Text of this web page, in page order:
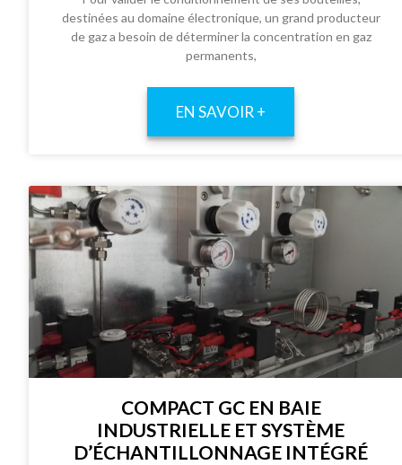
destinées au domaine électronique, un grand producteur
de gaz a besoin de déterminer la concentration en gaz
permanents,
EN SAVOIR +
COMPACT GC EN BAIE
INDUSTRIELLE ET SYSTÈME
D’ÉCHANTILLONNAGE INTÉGRÉ